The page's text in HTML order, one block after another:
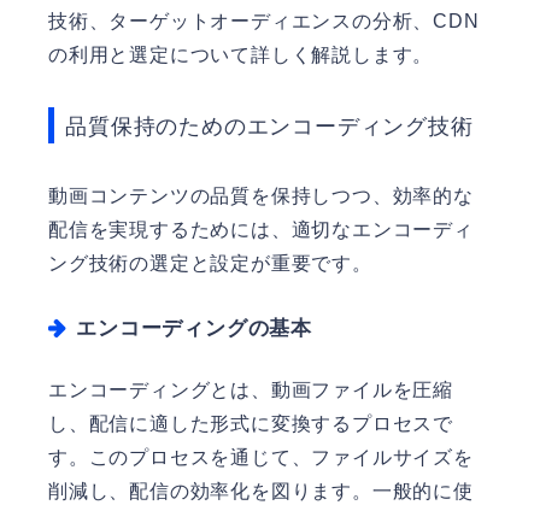
技術、ターゲットオーディエンスの分析、CDN
の利用と選定について詳しく解説します。
品質保持のためのエンコーディング技術
動画コンテンツの品質を保持しつつ、効率的な
配信を実現するためには、適切なエンコーディ
ング技術の選定と設定が重要です。
エンコーディングの基本
エンコーディングとは、動画ファイルを圧縮
し、配信に適した形式に変換するプロセスで
す。このプロセスを通じて、ファイルサイズを
削減し、配信の効率化を図ります。一般的に使